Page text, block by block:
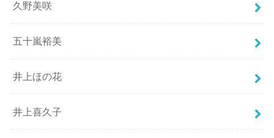
久野美咲
五十嵐裕美
井上ほの花
井上喜久子